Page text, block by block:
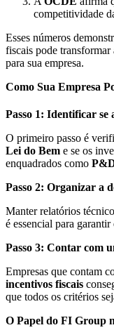
competitividade
Esses números
fiscais pode
para sua empresa.
Como Sua Empresa
Passo 1: Identificar se
O primeiro passo é
Lei do Bem e se os
enquadrados como
Passo 2: Organizar a
Manter relatórios
é essencial para
Passo 3: Contar com
Empresas que contam
incentivos fiscais
que todos os critérios
O Papel do FI Group